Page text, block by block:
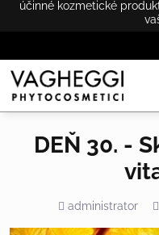
účinné kozmetické
DEŇ 30. -
Pridal
administrator